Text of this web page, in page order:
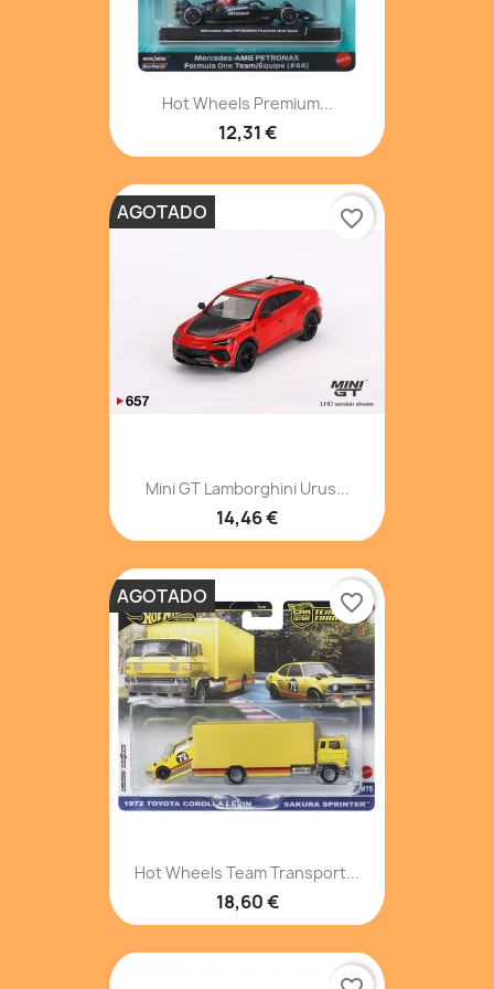
Hot Wheels Premium...
12,31 €
Mini GT Lamborghini Urus...
14,46 €
AGOTADO favorite_border
Hot Wheels Team Transport...
18,60 €
AGOTADO favorite_border